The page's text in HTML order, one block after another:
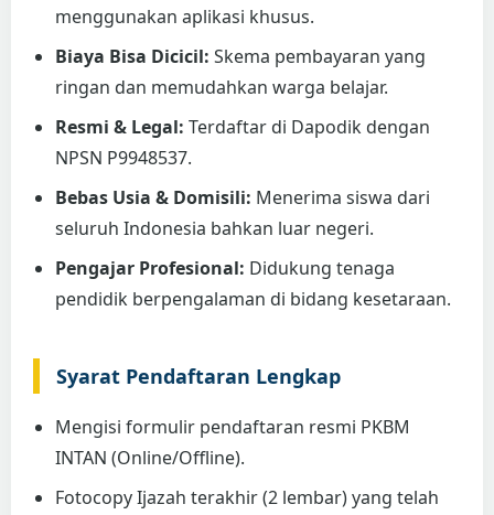
menggunakan aplikasi khusus.
Biaya Bisa Dicicil: Skema pembayaran yang
ringan dan memudahkan warga belajar.
Resmi & Legal: Terdaftar di Dapodik dengan
NPSN P9948537.
Bebas Usia & Domisili: Menerima siswa dari
seluruh Indonesia bahkan luar negeri.
Pengajar Profesional: Didukung tenaga
pendidik berpengalaman di bidang kesetaraan.
Syarat Pendaftaran Lengkap
Mengisi formulir pendaftaran resmi PKBM
INTAN (Online/Offline).
Fotocopy Ijazah terakhir (2 lembar) yang telah